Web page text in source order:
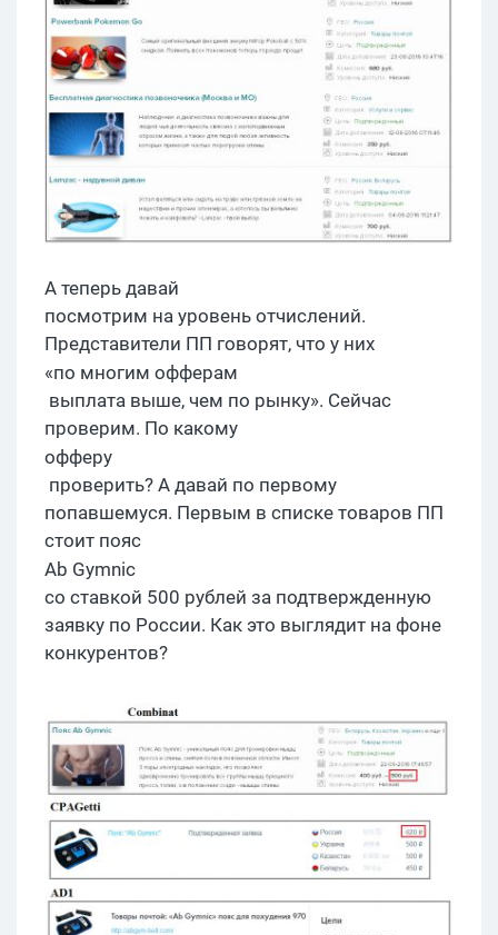
А теперь давай
посмотрим на уровень отчислений.
Представители ПП говорят, что у них
«по многим офферам
выплата выше, чем по рынку». Сейчас
проверим. По какому
офферу
проверить? А давай по первому
попавшемуся. Первым в списке товаров ПП
стоит пояс
Ab Gymnic
со ставкой 500 рублей за подтвержденную
заявку по России. Как это выглядит на фоне
конкурентов?